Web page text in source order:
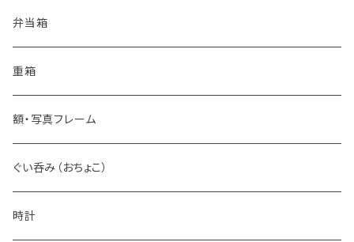
ワイングラス
カップ
タンブラー
ショットグラス
豆皿
丸皿
花皿
小皿
弁当箱
重箱
額・写真フレーム
ぐい呑み（おちょこ）
時計